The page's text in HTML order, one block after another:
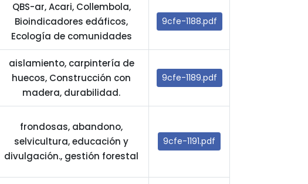
QBS-ar, Acari, Collembola,
Bioindicadores edáficos,
Ecología de comunidades
9cfe-1188.pdf
aislamiento, carpintería de
huecos, Construcción con
madera, durabilidad.
9cfe-1189.pdf
frondosas, abandono,
selvicultura, educación y
divulgación., gestión forestal
9cfe-1191.pdf